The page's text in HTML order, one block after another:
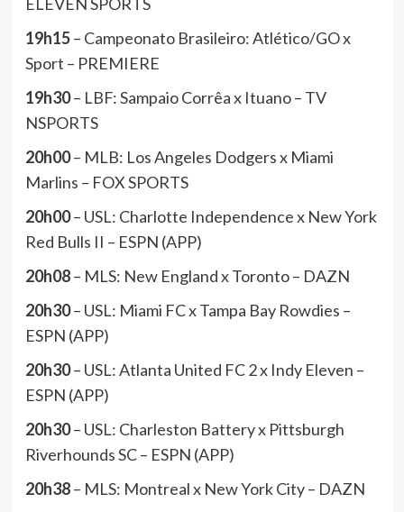
19h15– Campeonato Brasileiro: Atlético/GO x
Sport – PREMIERE
19h30– LBF: Sampaio Corrêa x Ituano – TV
NSPORTS
20h00– MLB: Los Angeles Dodgers x Miami
Marlins – FOX SPORTS
20h00– USL: Charlotte Independence x New York
Red Bulls II – ESPN (APP)
20h08– MLS: New England x Toronto – DAZN
20h30– USL: Miami FC x Tampa Bay Rowdies –
ESPN (APP)
20h30– USL: Atlanta United FC 2 x Indy Eleven –
ESPN (APP)
20h30– USL: Charleston Battery x Pittsburgh
Riverhounds SC – ESPN (APP)
20h38– MLS: Montreal x New York City – DAZN